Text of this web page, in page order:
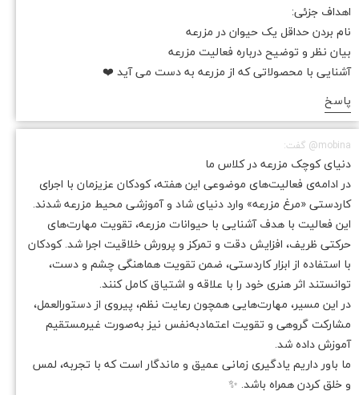
اهداف جزئی:
نام بردن حداقل یک حیوان در مزرعه
بیان نظر و توضیح درباره فعالیت مزرعه
آشنایی با محصولاتی که از مزرعه به دست می آید ❤️
پاسخ
mobina@ گفت:
دنیای کوچک مزرعه در کلاس ما
در ادامه‌ی فعالیت‌های موضوعی این هفته، کودکان عزیزمان با اجرای
کاردستی «مرغ مزرعه» وارد دنیای شاد و آموزشی محیط مزرعه شدند.
این فعالیت با هدف آشنایی با حیوانات مزرعه، تقویت مهارت‌های
حرکتی ظریف، افزایش دقت و تمرکز و پرورش خلاقیت اجرا شد. کودکان
با استفاده از ابزار کاردستی، ضمن تقویت هماهنگی چشم و دست،
توانستند اثر هنری خود را با علاقه و اشتیاق کامل کنند.
در این مسیر، مهارت‌هایی همچون رعایت نظم، پیروی از دستورالعمل،
مشارکت گروهی و تقویت اعتمادبه‌نفس نیز به‌صورت غیرمستقیم
آموزش داده شد.
ما باور داریم یادگیری زمانی عمیق و ماندگار است که با تجربه، لمس
و خلق کردن همراه باشد. ✨